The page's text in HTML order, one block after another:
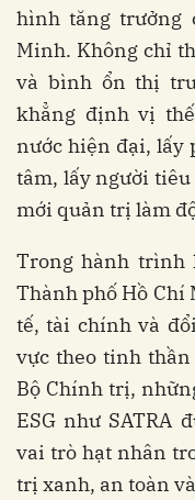
hình tăng trưởng
Minh. Không chỉ
và bình ổn thị
khẳng định vị
nước hiện đại, lấy
tâm, lấy người
mới quản trị làm
Trong hành trình
Thành phố Hồ
tế, tài chính và
vực theo tinh thần
Bộ Chính trị,
ESG như SATRA
vai trò hạt nhân
trị xanh, an toàn